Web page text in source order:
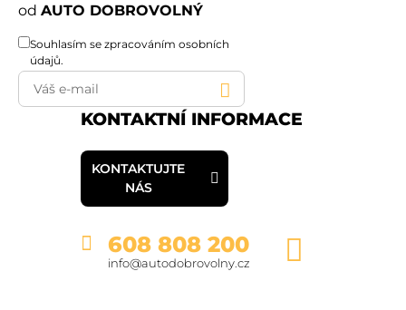
od AUTO DOBROVOLNÝ
Souhlasím se zpracováním osobních
údajů.
KONTAKTNÍ INFORMACE
KONTAKTUJTE
NÁS
608 808 200
info@autodobrovolny.cz